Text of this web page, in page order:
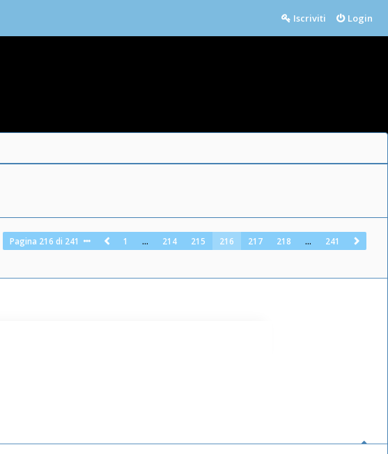
Login
Iscriviti
Pagina 216 di 241 1 … 214 215 216 217 218 … 241